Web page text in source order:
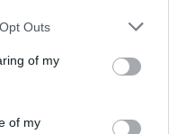
uses one or more Google
You may click to
and its third-party tags to
purposes in below Google
Outs
of my
of my
Tamás
keresel,
felejthetetlen
aRomantic Rose